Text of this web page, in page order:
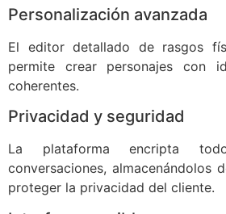
Personalización avanzada
El editor detallado de rasgos
permite crear personajes con
coherentes.
Privacidad y seguridad
La plataforma encripta
conversaciones, almacenándolos
proteger la privacidad del cliente.